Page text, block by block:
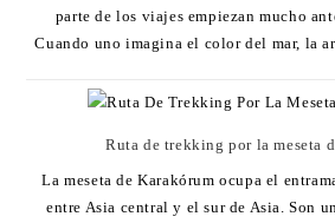
parte de los viajes empiezan mucho
Cuando uno imagina el color del mar, la
Ruta de trekking por la meseta
La meseta de Karakórum ocupa el
entre Asia central y el sur de Asia. Son